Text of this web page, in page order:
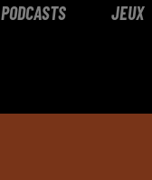
PODCASTS JEUX